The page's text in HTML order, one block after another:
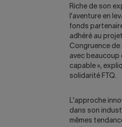
Riche de son
l'aventure en
fonds
adhéré au
Congruence de
avec beaucoup
capable »,
solidarité FTQ.
L'approche
dans son
mêmes